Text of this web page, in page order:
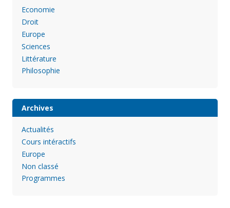
Economie
Droit
Europe
Sciences
Littérature
Philosophie
Archives
Actualités
Cours intéractifs
Europe
Non classé
Programmes